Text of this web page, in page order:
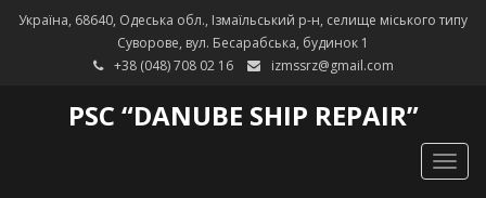
Україна, 68640, Одеська обл., Ізмаїльський р-н, селище міського типу
Суворове, вул. Бесарабська, будинок 1
+38 (048) 708 02 16
izmssrz@gmail.com
PSC “DANUBE SHIP REPAIR”